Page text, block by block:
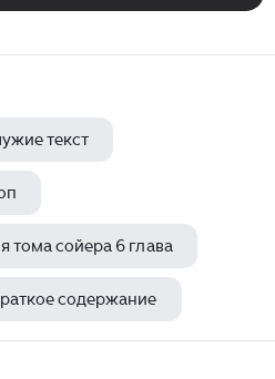
текст
тома сойера 6 глава
содержание